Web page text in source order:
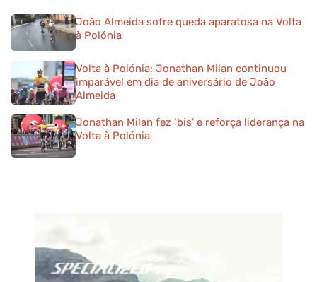
João Almeida sofre queda aparatosa na Volta
à Polónia
Volta à Polónia: Jonathan Milan continuou
imparável em dia de aniversário de João
Almeida
Jonathan Milan fez ‘bis’ e reforça liderança na
Volta à Polónia